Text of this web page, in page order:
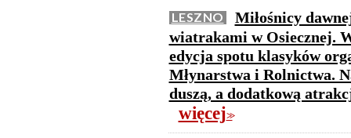
LESZNO
Miłośnicy
wiatrakami w Osiecznej.
edycja spotu klasyków
Młynarstwa i Rolnictwa.
duszą, a dodatkową
więcej>>